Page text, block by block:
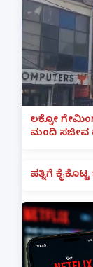
ಲಕ್ನೋ
ಮಂದಿ ಸಜೀವ
ಪತ್ನಿಗೆ